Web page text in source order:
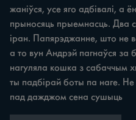
жаніўся, усе яго адбівалі, а
прыносяць прыемнасць. Два
іран. Папярэджанне, што не
а то вун Андрэй пагнаўся
нагуляла кошка з сабаччым
ты падбірай боты па наге. Не
пад дажджом сена сушыць